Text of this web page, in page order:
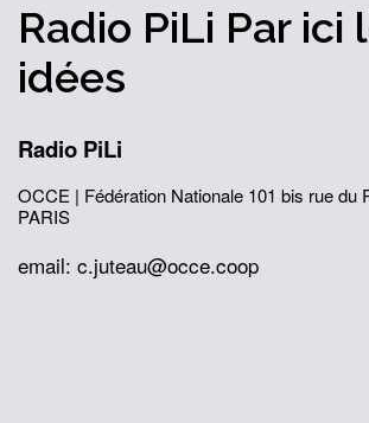
Radio PiLi Par ici
idées
Radio PiLi
OCCE | Fédération Nationale 101 bis rue du
PARIS
email: c.juteau@occe.coop